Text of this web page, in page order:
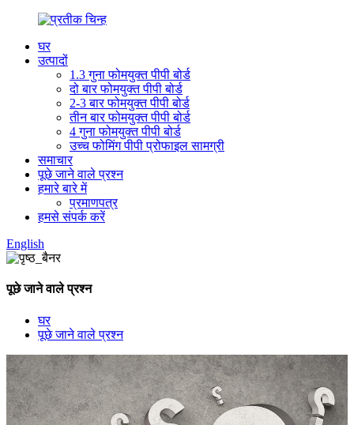
घर
उत्पादों
1.3 गुना फोमयुक्त पीपी बोर्ड
दो बार फोमयुक्त पीपी बोर्ड
2-3 बार फोमयुक्त पीपी बोर्ड
तीन बार फोमयुक्त पीपी बोर्ड
4 गुना फोमयुक्त पीपी बोर्ड
उच्च फोमिंग पीपी प्रोफाइल सामग्री
समाचार
पूछे जाने वाले प्रश्न
हमारे बारे में
प्रमाणपत्र
हमसे संपर्क करें
English
पूछे जाने वाले प्रश्न
घर
पूछे जाने वाले प्रश्न